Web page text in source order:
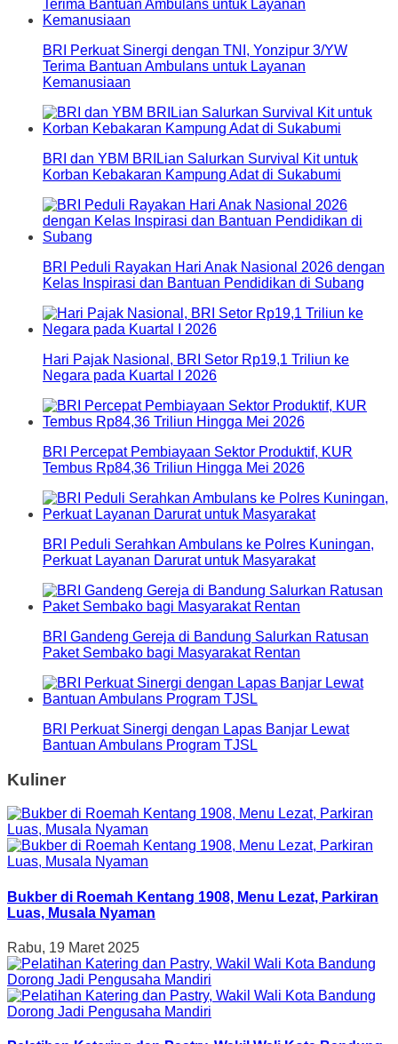
BRI Perkuat Sinergi dengan TNI, Yonzipur 3/YW
Terima Bantuan Ambulans untuk Layanan
Kemanusiaan
BRI dan YBM BRILian Salurkan Survival Kit untuk
Korban Kebakaran Kampung Adat di Sukabumi
BRI Peduli Rayakan Hari Anak Nasional 2026 dengan
Kelas Inspirasi dan Bantuan Pendidikan di Subang
Hari Pajak Nasional, BRI Setor Rp19,1 Triliun ke
Negara pada Kuartal I 2026
BRI Percepat Pembiayaan Sektor Produktif, KUR
Tembus Rp84,36 Triliun Hingga Mei 2026
BRI Peduli Serahkan Ambulans ke Polres Kuningan,
Perkuat Layanan Darurat untuk Masyarakat
BRI Gandeng Gereja di Bandung Salurkan Ratusan
Paket Sembako bagi Masyarakat Rentan
BRI Perkuat Sinergi dengan Lapas Banjar Lewat
Bantuan Ambulans Program TJSL
Kuliner
Bukber di Roemah Kentang 1908, Menu Lezat, Parkiran
Luas, Musala Nyaman
Rabu, 19 Maret 2025